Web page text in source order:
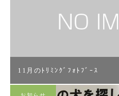
11月のﾄﾘﾐﾝｸﾞﾌｫﾄﾌﾞｰｽ